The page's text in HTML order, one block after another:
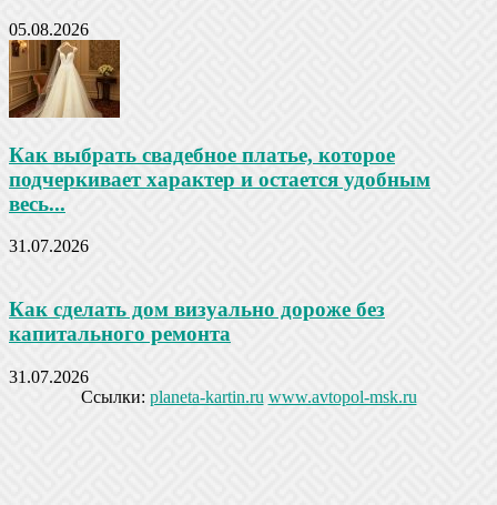
05.08.2026
Как выбрать свадебное платье, которое
подчеркивает характер и остается удобным
весь...
31.07.2026
Как сделать дом визуально дороже без
капитального ремонта
31.07.2026
Ссылки: planeta-kartin.ru www.avtopol-msk.ru